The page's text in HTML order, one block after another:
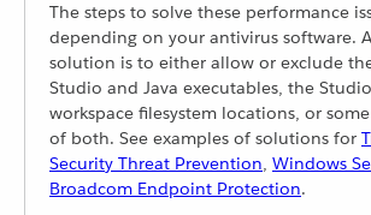
The steps to solve these performance
depending on your antivirus software.
solution is to either allow or exclude
Studio and Java executables, the
workspace filesystem locations, or
of both. See examples of solutions for
Security Threat Prevention, Windows
Broadcom Endpoint Protection.